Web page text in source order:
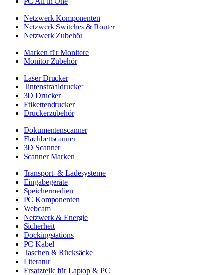
Netzwerk Komponenten
Netzwerk Switches & Router
Netzwerk Zubehör
Marken für Monitore
Monitor Zubehör
Laser Drucker
Tintenstrahldrucker
3D Drucker
Etikettendrucker
Druckerzubehör
Dokumentenscanner
Flachbettscanner
3D Scanner
Scanner Marken
Transport- & Ladesysteme
Eingabegeräte
Speichermedien
PC Komponenten
Webcam
Netzwerk & Energie
Sicherheit
Dockingstations
PC Kabel
Taschen & Rücksäcke
Literatur
Ersatzteile für Laptop & PC